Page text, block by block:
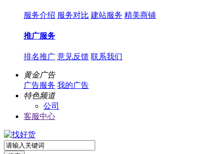
服务介绍 服务对比 建站服务 精美商铺
推广服务
排名推广 意见反馈 联系我们
黄金广告
广告服务 我的广告
特色频道
公司
客服中心